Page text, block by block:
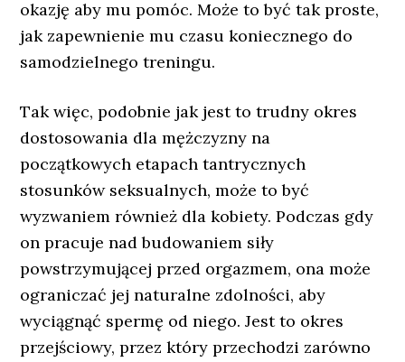
okazję aby mu pomóc. Może to być tak proste,
jak zapewnienie mu czasu koniecznego do
samodzielnego treningu.
Tak więc, podobnie jak jest to trudny okres
dostosowania dla mężczyzny na
początkowych etapach tantrycznych
stosunków seksualnych, może to być
wyzwaniem również dla kobiety. Podczas gdy
on pracuje nad budowaniem siły
powstrzymującej przed orgazmem, ona może
ograniczać jej naturalne zdolności, aby
wyciągnąć spermę od niego. Jest to okres
przejściowy, przez który przechodzi zarówno